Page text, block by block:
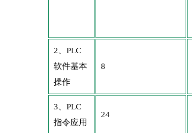
2、PLC
软件基本
操作
8
3、PLC
指令应用
24